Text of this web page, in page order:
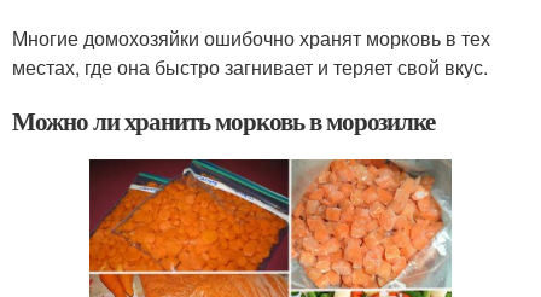
Многие домохозяйки ошибочно хранят морковь в тех
местах, где она быстро загнивает и теряет свой вкус.
Можно ли хранить морковь в морозилке